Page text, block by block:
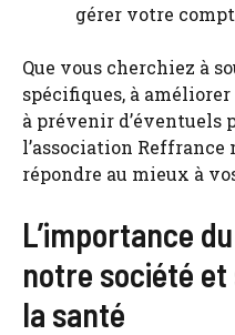
gérer votre
Que vous cherchiez à
spécifiques, à
à prévenir d’éventuels
l’association
répondre au mieux à
L’importance
notre société
la santé